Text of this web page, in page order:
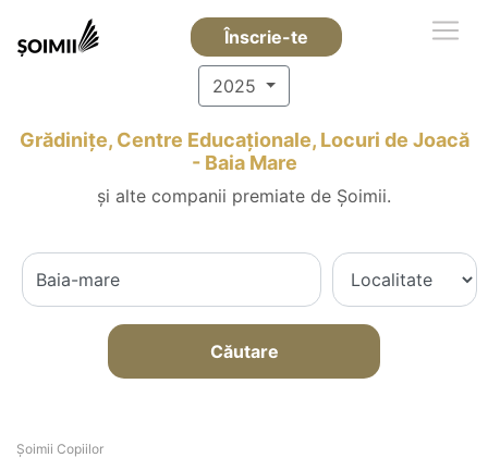
Înscrie-te
2025
Grădinițe, Centre Educaționale, Locuri de Joacă
- Baia Mare
și alte companii premiate de Șoimii.
Căutare
Șoimii Copiilor